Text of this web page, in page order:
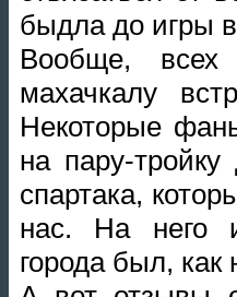
быдла до игры
Вообще,
махачкалу
Некоторые
на пару-
спартака,
нас. На него
города был, как